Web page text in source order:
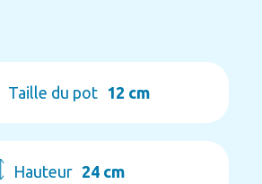
Taille du pot 12 cm
Hauteur 24 cm